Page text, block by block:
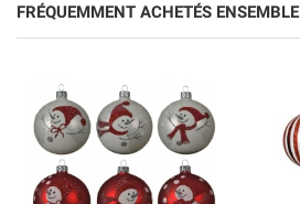
FRÉQUEMMENT ACHETÉS ENSEMBLE